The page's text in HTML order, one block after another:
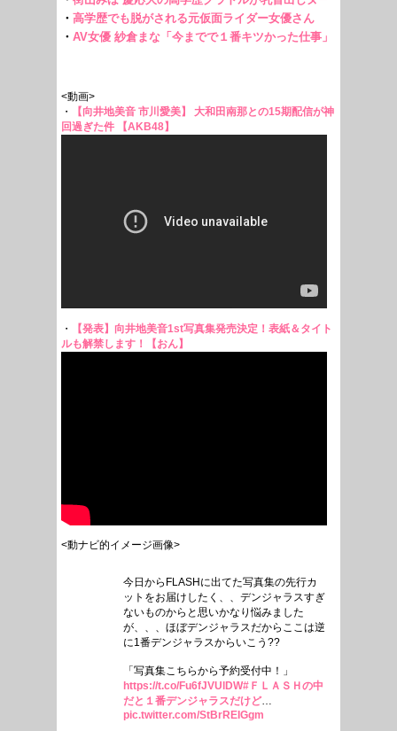
<動画>
・
【向井地美音 市川愛美】 大和田南那との15期配信が神
回過ぎた件 【AKB48】
・
【発表】向井地美音1st写真集発売決定！表紙＆タイト
ルも解禁します！【おん】
<動ナビ的イメージ画像>
今日からFLASHに出てた写真集の先行カ
ットをお届けしたく、、デンジャラスすぎ
ないものからと思いかなり悩みました
が、、、ほぼデンジャラスだからここは逆
に1番デンジャラスからいこう??
「写真集こちらから予約受付中！」
https://t.co/Fu6fJVUlDW#ＦＬＡＳＨの中
だと１番デンジャラスだけど…
pic.twitter.com/StBrREIGgm